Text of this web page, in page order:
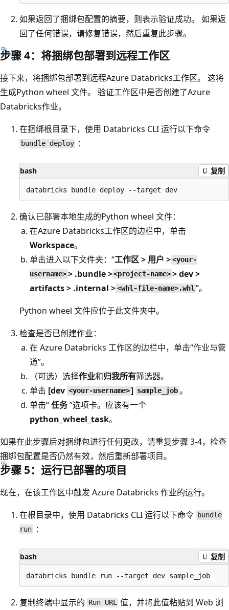
如果返回了捆绑包配置的摘要，则表示验证成功。 如果返
回了任何错误，请修复错误，然后重复此步骤。
步骤 4：将捆绑包部署到远程工作区
接下来，将捆绑包部署到远程Azure Databricks工作区。 这将
生成Python wheel 文件。 验证工作区中是否创建了Azure
Databricks作业。
在捆绑根目录下，使用 Databricks CLI 运行以下命令
bundle deploy ：
bash 复制
确认已部署本地生成的Python wheel 文件：
在Azure Databricks工作区的边栏中，单击
Workspace。
单击进入以下文件夹：“工作区 > 用户 ><your-
username>> .bundle ><project-name>> dev >
artifacts > .internal ><whl-file-name>.whl”。
Python wheel 文件应位于此文件夹中。
检查是否已创建作业：
在 Azure Databricks 工作区的边栏中，单击“作业与管
道”。
（可选）选择作业和归我所有筛选器。
单击 [dev <your-username>] sample_job。
单击“任务”选项卡。应该有一个
python_wheel_task。
如果在此步骤后对捆绑包进行任何更改，请重复步骤 3-4，检查
捆绑包配置是否仍然有效，然后重新部署项目。
步骤 5：运行已部署的项目
现在，在该工作区中触发 Azure Databricks 作业的运行。
在根目录中，使用 Databricks CLI 运行以下命令 bundle
run
：
bash 复制
复制终端中显示的 Run URL 值，并将此值粘贴到 Web 浏